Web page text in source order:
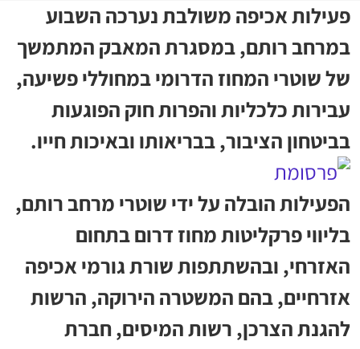
פעילות אכיפה משולבת נערכה השבוע
במרחב רותם, במסגרת המאבק המתמשך
של שוטרי המחוז הדרומי במחוללי פשיעה,
עבירות כלכליות והפרות חוק הפוגעות
בביטחון הציבור, בבריאותו ובאיכות חייו.
הפעילות הובלה על ידי שוטרי מרחב רותם,
בליווי פרקליטות מחוז דרום בתחום
האזרחי, ובהשתתפות שורת גורמי אכיפה
אזרחיים, בהם המשטרה הירוקה, הרשות
להגנת הצרכן, רשות המיסים, חברת